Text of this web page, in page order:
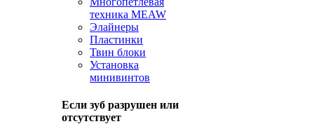
техника MEAW
Элайнеры
Пластинки
Твин блоки
Установка
минивинтов
Если зуб разрушен или
отсутствует